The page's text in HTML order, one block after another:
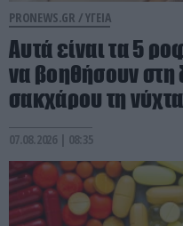
PRONEWS.GR /ΥΓΕΙΑ
Αυτά είναι τα 5
να βοηθήσουν στη
σακχάρου τη νύχτα
07.08.2026 | 08:35